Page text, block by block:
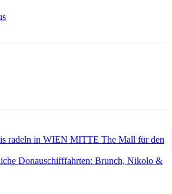
radeln in WIEN MITTE The Mall für den
Donauschifffahrten: Brunch, Nikolo &